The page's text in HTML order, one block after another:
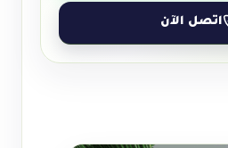
اتصل الآن